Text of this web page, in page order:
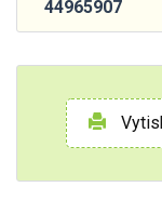
44965907